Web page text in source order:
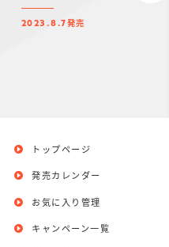
2023.8.7発売
トップページ
発売カレンダー
お気に入り管理
キャンペーン一覧